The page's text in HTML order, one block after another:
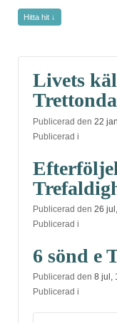
Hitta hit ↓
Livets
Publicerad den 22
Publicerad i
Publicerad den 26
Publicerad i
6 sönd e
Publicerad den 8 jul,
Publicerad i